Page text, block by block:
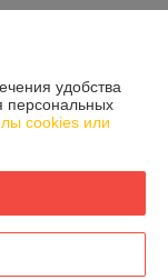
Плексолл»
удобства
персональных
cookies или